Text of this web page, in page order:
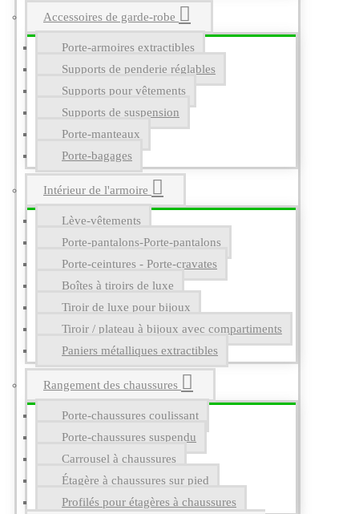
Accessoires de garde-robe
Porte-armoires extractibles
Supports de penderie réglables
Supports pour vêtements
Supports de suspension
Porte-manteaux
Porte-bagages
Intérieur de l'armoire
Lève-vêtements
Porte-pantalons-Porte-pantalons
Porte-ceintures - Porte-cravates
Boîtes à tiroirs de luxe
Tiroir de luxe pour bijoux
Tiroir / plateau à bijoux avec compartiments
Paniers métalliques extractibles
Rangement des chaussures
Porte-chaussures coulissant
Porte-chaussures suspendu
Carrousel à chaussures
Étagère à chaussures sur pied
Profilés pour étagères à chaussures